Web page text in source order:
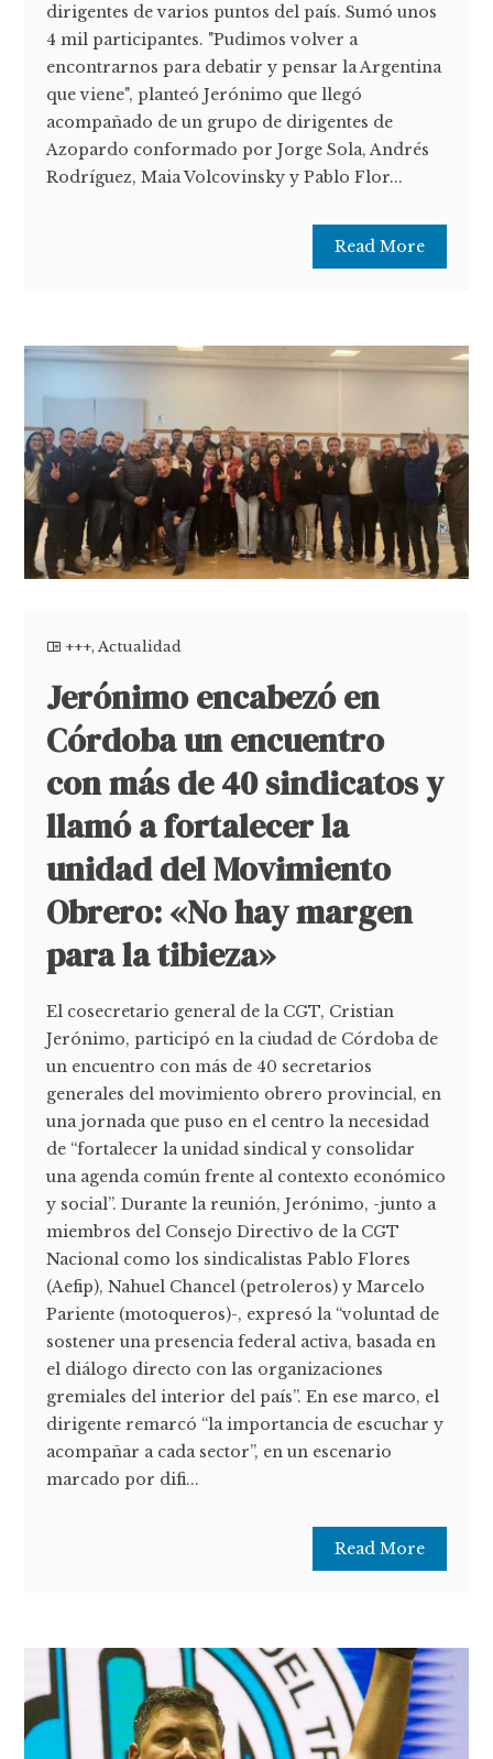
dirigentes de varios puntos del país. Sumó unos
4 mil participantes. "Pudimos volver a
encontrarnos para debatir y pensar la Argentina
que viene", planteó Jerónimo que llegó
acompañado de un grupo de dirigentes de
Azopardo conformado por Jorge Sola, Andrés
Rodríguez, Maia Volcovinsky y Pablo Flor...
Read More
+++,Actualidad
Jerónimo encabezó en
Córdoba un encuentro
con más de 40 sindicatos y
llamó a fortalecer la
unidad del Movimiento
Obrero: «No hay margen
para la tibieza»
El cosecretario general de la CGT, Cristian
Jerónimo, participó en la ciudad de Córdoba de
un encuentro con más de 40 secretarios
generales del movimiento obrero provincial, en
una jornada que puso en el centro la necesidad
de “fortalecer la unidad sindical y consolidar
una agenda común frente al contexto económico
y social”. Durante la reunión, Jerónimo, -junto a
miembros del Consejo Directivo de la CGT
Nacional como los sindicalistas Pablo Flores
(Aefip), Nahuel Chancel (petroleros) y Marcelo
Pariente (motoqueros)-, expresó la “voluntad de
sostener una presencia federal activa, basada en
el diálogo directo con las organizaciones
gremiales del interior del país”. En ese marco, el
dirigente remarcó “la importancia de escuchar y
acompañar a cada sector”, en un escenario
marcado por difi...
Read More